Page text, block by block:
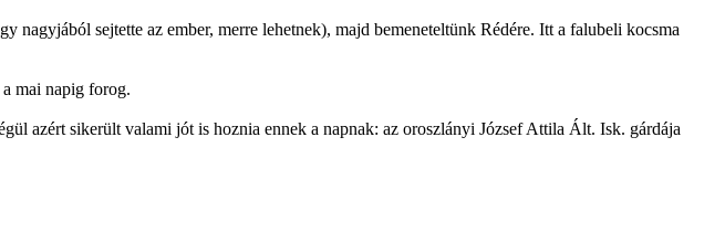
nagyjából sejtette az ember, merre lehetnek), majd bemeneteltünk Rédére. Itt a falubeli kocsma
mai napig forog.
azért sikerült valami jót is hoznia ennek a napnak: az oroszlányi József Attila Ált. Isk. gárdája